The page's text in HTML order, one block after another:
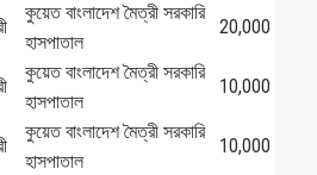
কুয়েত বাংলাদেশ মৈত্রী সরকারি
হাসপাতাল
20,000
কুয়েত বাংলাদেশ মৈত্রী সরকারি
হাসপাতাল
10,000
কুয়েত বাংলাদেশ মৈত্রী সরকারি
হাসপাতাল
10,000